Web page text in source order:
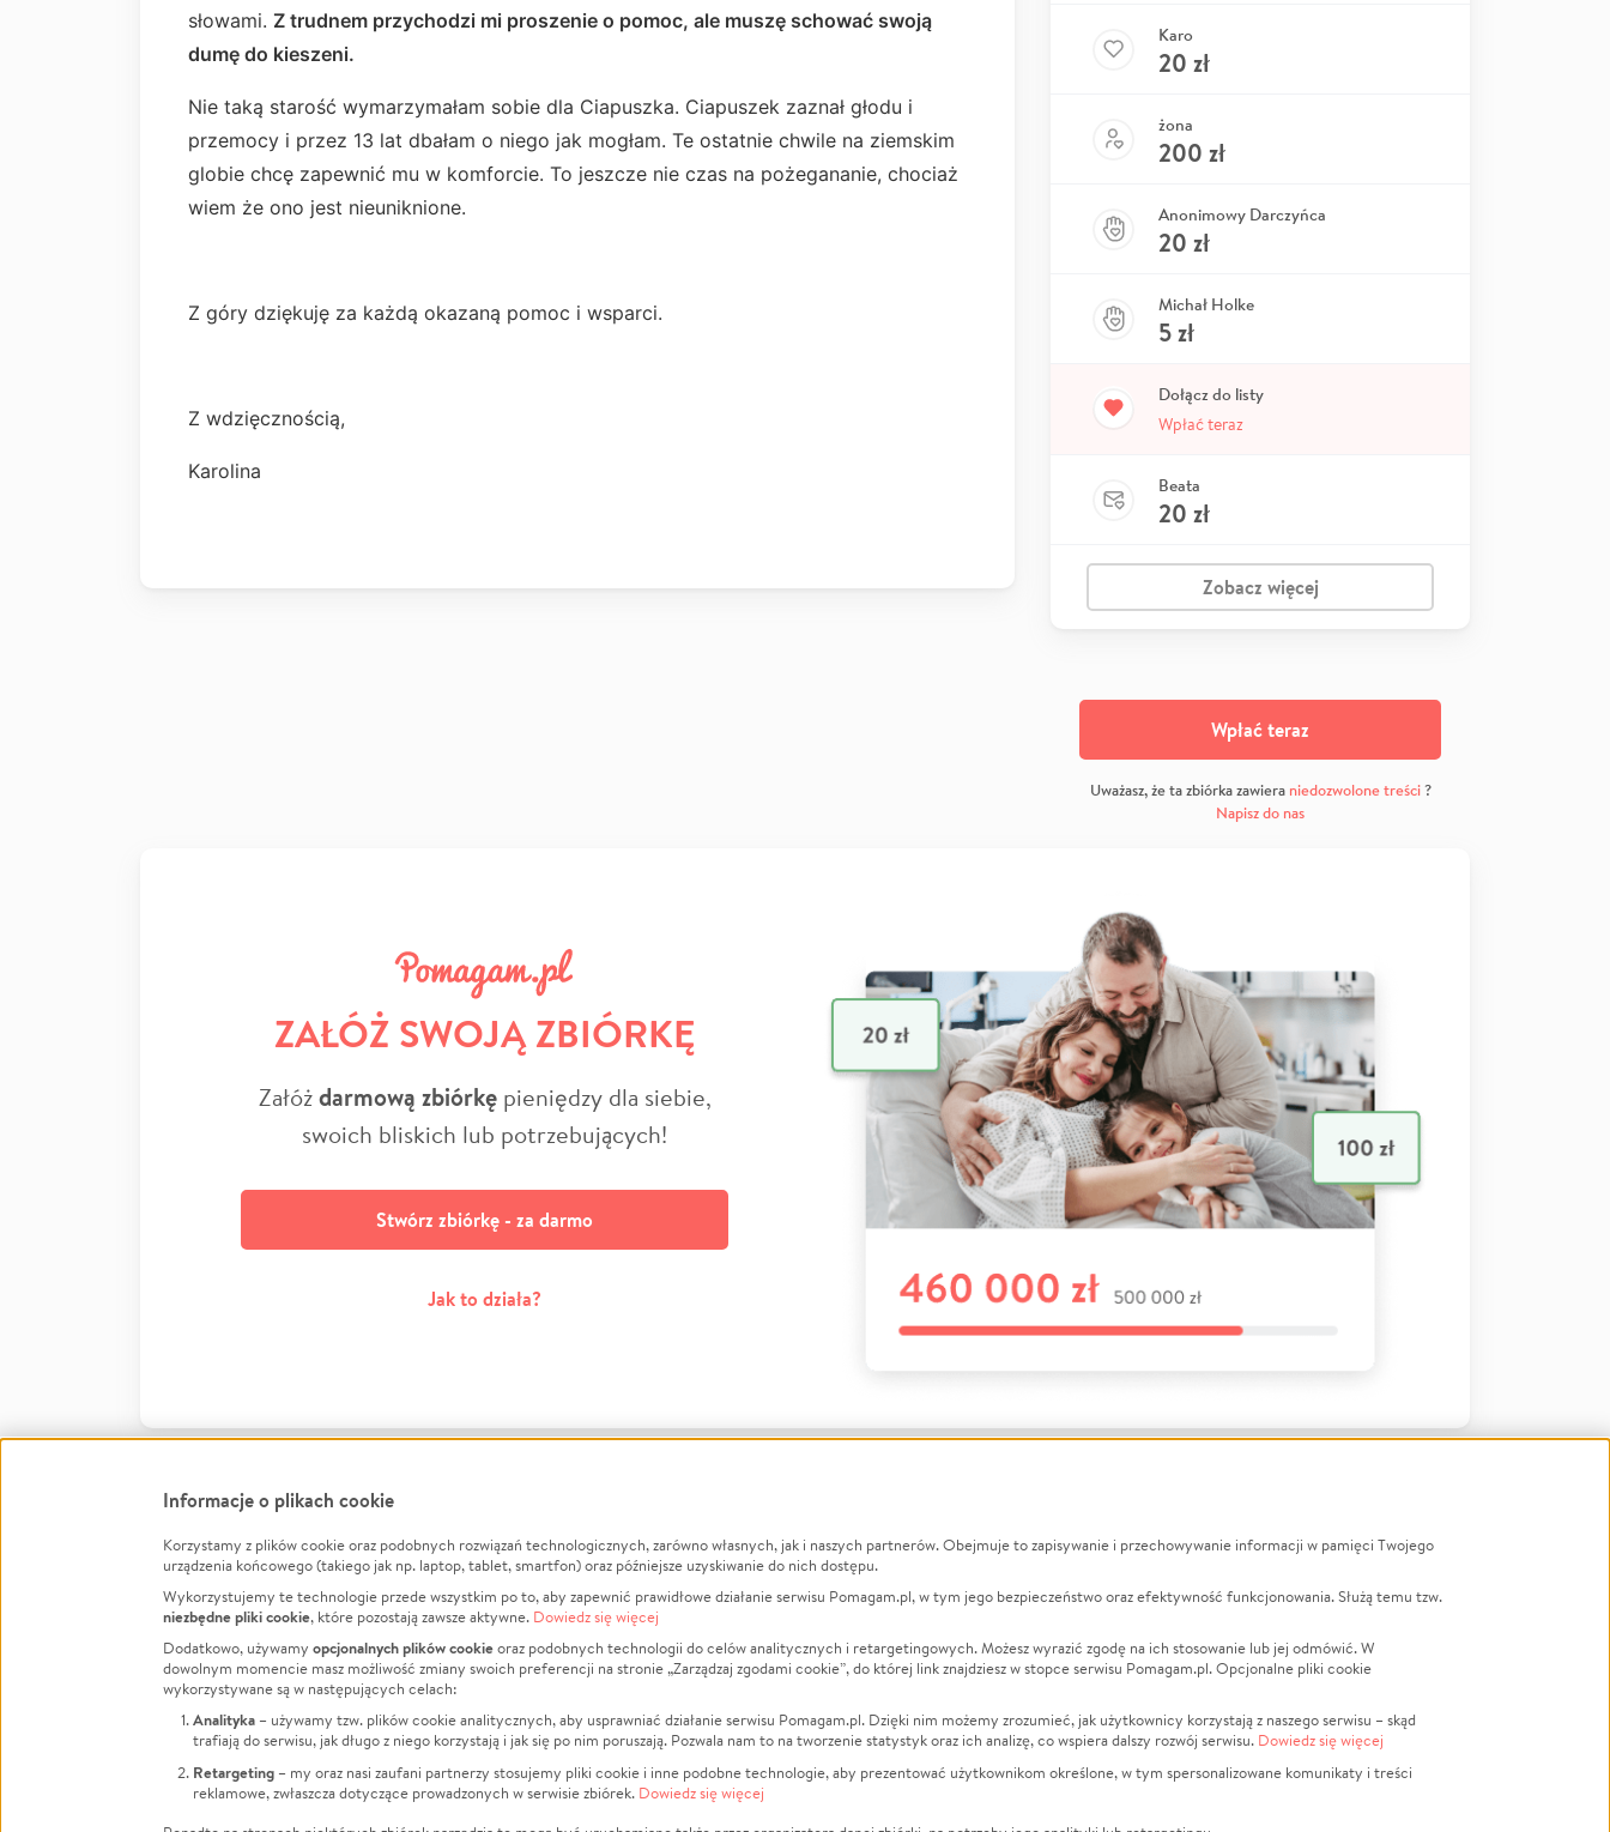
słowami. Z trudnem przychodzi mi proszenie o pomoc, ale muszę schować swoją
dumę do kieszeni.
Nie taką starość wymarzymałam sobie dla Ciapuszka. Ciapuszek zaznał głodu i
przemocy i przez 13 lat dbałam o niego jak mogłam. Te ostatnie chwile na ziemskim
globie chcę zapewnić mu w komforcie. To jeszcze nie czas na pożegananie, chociaż
wiem że ono jest nieuniknione.
Z góry dziękuję za każdą okazaną pomoc i wsparci.
Z wdzięcznością,
Karolina
Karo
20 zł
żona
200 zł
Anonimowy Darczyńca
20 zł
Michał Holke
5zł
Dołącz do listy
Wpłać teraz
Beata
20 zł
Zobacz więcej
Wpłać teraz
Uważasz, że ta zbiórka zawiera niedozwolone treści?
Napisz do nas
ZAŁÓŻ SWOJĄ ZBIÓRKĘ
Załóżdarmową zbiórkępieniędzy dla siebie,
swoich bliskich lub potrzebujących!
Stwórz zbiórkę - za darmo
Jak to działa?
FacebookTwitter Instagram
LinkedInTikTok Youtube
Informacje
Jak to działa?
Regulamin
Polityka Prywatności
Kontakt
Porównanie serwisów
Polityka plików cookie
Zarządzaj zgodami cookie
O nas
Opinie
Raporty
Za darmo
Dla NGO
Fundacja Pomagam.pl
Zbieraj na
Leczenie
Zwierzęta
Pożar
Sport
Pomoc Finansowa
Pogrzeb
LGBTQ+
Powódź
Wichura
Religia
Edukacja
Informacje o plikach cookie
Korzystamy z plików cookie oraz podobnych rozwiązań technologicznych, zarówno własnych, jak i naszych partnerów. Obejmuje to zapisywanie i przechowywanie informacji w pamięci Twojego
urządzenia końcowego (takiego jak np. laptop, tablet, smartfon) oraz późniejsze uzyskiwanie do nich dostępu.
Wykorzystujemy te technologie przede wszystkim po to, aby zapewnić prawidłowe działanie serwisu Pomagam.pl, w tym jego bezpieczeństwo oraz efektywność funkcjonowania. Służą temu tzw.
niezbędne pliki cookie, które pozostają zawsze aktywne. Dowiedz się więcej
Dodatkowo, używamy opcjonalnych plików cookieoraz podobnych technologii do celów analitycznych i retargetingowych. Możesz wyrazić zgodę na ich stosowanie lub jej odmówić. W
dowolnym momencie masz możliwość zmiany swoich preferencji na stronie „Zarządzaj zgodami cookie”, do której link znajdziesz w stopce serwisu Pomagam.pl. Opcjonalne pliki cookie
wykorzystywane są w następujących celach:
Analityka – używamy tzw. plików cookie analitycznych, aby usprawniać działanie serwisu Pomagam.pl. Dzięki nim możemy zrozumieć, jak użytkownicy korzystają z naszego serwisu – skąd
trafiają do serwisu, jak długo z niego korzystają i jak się po nim poruszają. Pozwala nam to na tworzenie statystyk oraz ich analizę, co wspiera dalszy rozwój serwisu. Dowiedz się więcej
Retargeting – my oraz nasi zaufani partnerzy stosujemy pliki cookie i inne podobne technologie, aby prezentować użytkownikom określone, w tym spersonalizowane komunikaty i treści
reklamowe, zwłaszcza dotyczące prowadzonych w serwisie zbiórek. Dowiedz się więcej